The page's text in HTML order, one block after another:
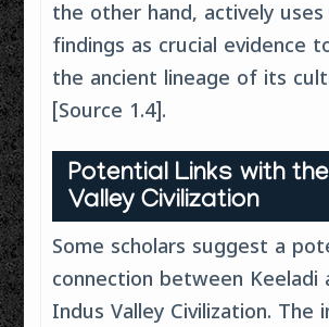
the other hand, actively
findings as crucial evidence
the ancient lineage of its
[Source 1.4].
Potential Links with
Valley Civilization
Some scholars suggest a
connection between Keeladi
Indus Valley Civilization. The